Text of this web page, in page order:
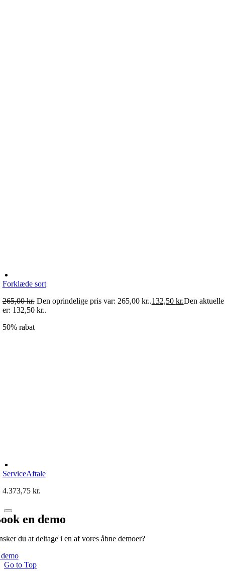
Forklæde sort
265,00kr. Den oprindelige pris var: 265,00 kr..132,50 kr.Den
er: 132,50 kr..
50% rabat
ServiceAftale
4.373,75 kr.
en demo
du at deltage i en af vores åbne demoer?
Go to Top